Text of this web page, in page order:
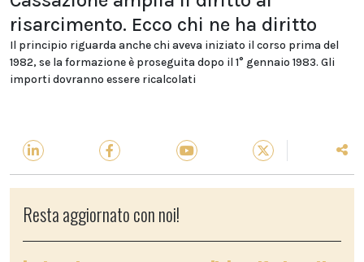
risarcimento. Ecco chi ne ha diritto
Il principio riguarda anche chi aveva iniziato il corso prima del
1982, se la formazione è proseguita dopo il 1° gennaio 1983. Gli
importi dovranno essere ricalcolati
Resta aggiornato con noi!